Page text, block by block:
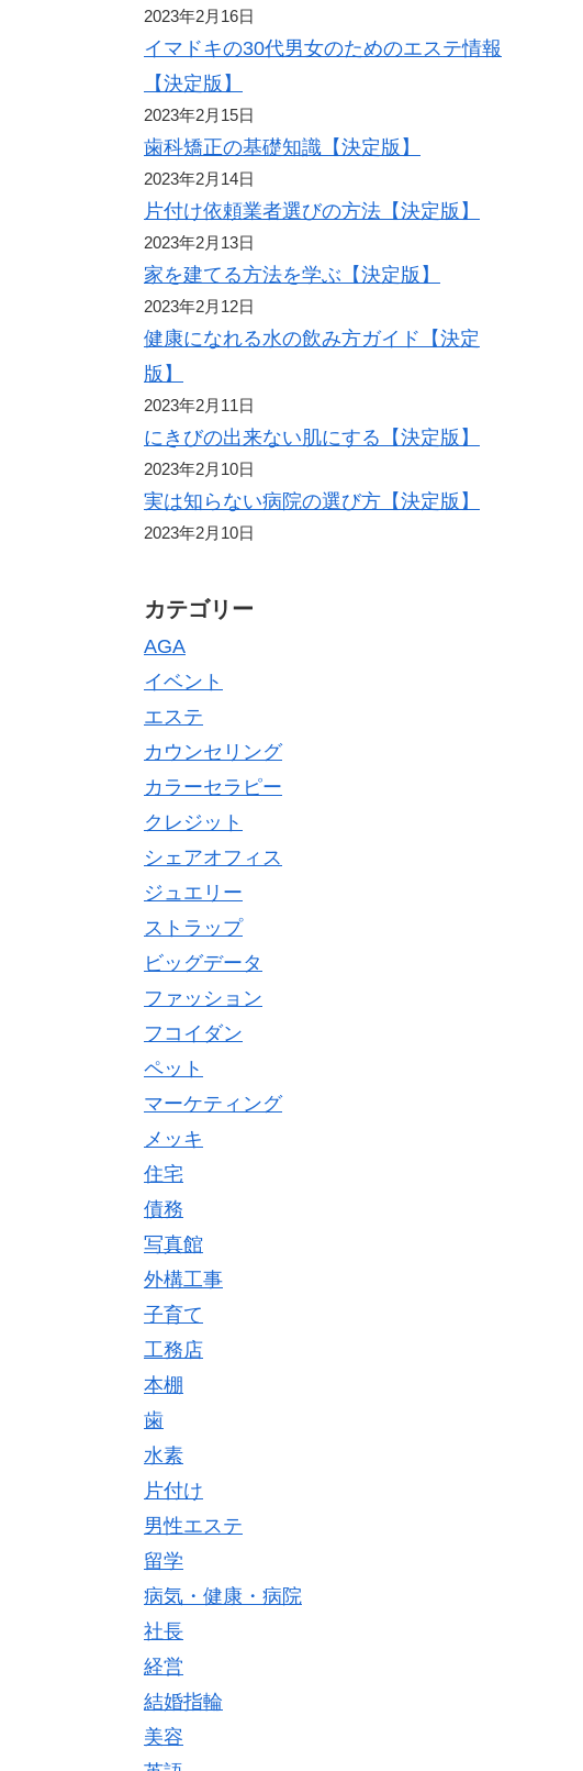
2023年2月16日
イマドキの30代男女のためのエステ情報
【決定版】
2023年2月15日
歯科矯正の基礎知識【決定版】
2023年2月14日
片付け依頼業者選びの方法【決定版】
2023年2月13日
家を建てる方法を学ぶ【決定版】
2023年2月12日
健康になれる水の飲み方ガイド【決定
版】
2023年2月11日
にきびの出来ない肌にする【決定版】
2023年2月10日
実は知らない病院の選び方【決定版】
2023年2月10日
カテゴリー
AGA
イベント
エステ
カウンセリング
カラーセラピー
クレジット
シェアオフィス
ジュエリー
ストラップ
ビッグデータ
ファッション
フコイダン
ペット
マーケティング
メッキ
住宅
債務
写真館
外構工事
子育て
工務店
本棚
歯
水素
片付け
男性エステ
留学
病気・健康・病院
社長
経営
結婚指輪
美容